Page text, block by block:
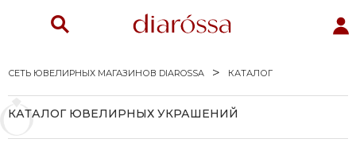
СЕТЬ ЮВЕЛИРНЫХ МАГАЗИНОВ DIAROSSA КАТАЛОГ
КАТАЛОГ ЮВЕЛИРНЫХ УКРАШЕНИЙ